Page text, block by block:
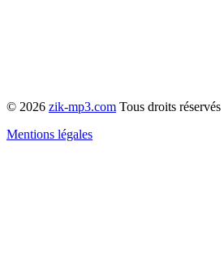
© 2026 zik-mp3.com Tous droits réservés
Mentions légales